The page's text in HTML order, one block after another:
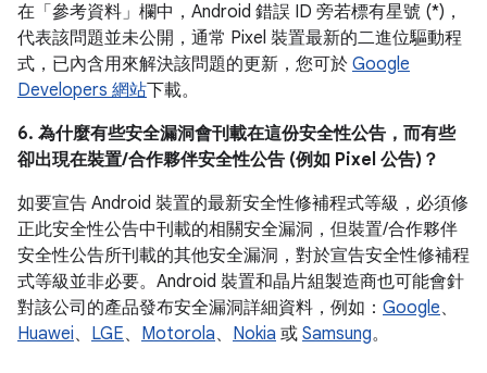
在「參考資料」 欄中，Android 錯誤 ID 旁若標有星號 (*)，
代表該問題並未公開，通常 Pixel 裝置最新的二進位驅動程
式，已內含用來解決該問題的更新，您可於 Google
Developers 網站下載。
6. 為什麼有些安全漏洞會刊載在這份安全性公告，而有些
卻出現在裝置/合作夥伴安全性公告 (例如 Pixel 公告)？
如要宣告 Android 裝置的最新安全性修補程式等級，必須修
正此安全性公告中刊載的相關安全漏洞，但裝置/合作夥伴
安全性公告所刊載的其他安全漏洞，對於宣告安全性修補程
式等級並非必要。Android 裝置和晶片組製造商也可能會針
對該公司的產品發布安全漏洞詳細資料，例如： Google、
Huawei、 LGE、 Motorola、 Nokia 或 Samsung。